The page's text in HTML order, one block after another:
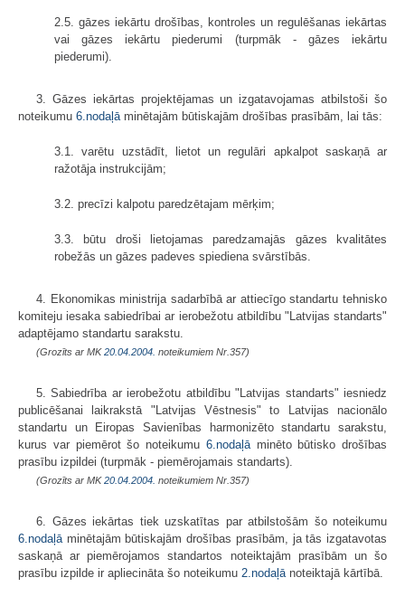
2.5. gāzes iekārtu drošības, kontroles un regulēšanas iekārtas
vai gāzes iekārtu piederumi (turpmāk - gāzes iekārtu
piederumi).
3. Gāzes iekārtas projektējamas un izgatavojamas atbilstoši šo
noteikumu 6.nodaļā minētajām būtiskajām drošības prasībām, lai tās:
3.1. varētu uzstādīt, lietot un regulāri apkalpot saskaņā ar
ražotāja instrukcijām;
3.2. precīzi kalpotu paredzētajam mērķim;
3.3. būtu droši lietojamas paredzamajās gāzes kvalitātes
robežās un gāzes padeves spiediena svārstībās.
4. Ekonomikas ministrija sadarbībā ar attiecīgo standartu tehnisko
komiteju iesaka sabiedrībai ar ierobežotu atbildību "Latvijas standarts"
adaptējamo standartu sarakstu.
(Grozīts ar MK20.04.2004. noteikumiem Nr.357)
5. Sabiedrība ar ierobežotu atbildību "Latvijas standarts" iesniedz
publicēšanai laikrakstā "Latvijas Vēstnesis" to Latvijas nacionālo
standartu un Eiropas Savienības harmonizēto standartu sarakstu,
kurus var piemērot šo noteikumu 6.nodaļāminēto būtisko drošības
prasību izpildei (turpmāk - piemērojamais standarts).
(Grozīts ar MK20.04.2004. noteikumiem Nr.357)
6. Gāzes iekārtas tiek uzskatītas par atbilstošām šo noteikumu
6.nodaļā minētajām būtiskajām drošības prasībām, ja tās izgatavotas
saskaņā ar piemērojamos standartos noteiktajām prasībām un šo
prasību izpilde ir apliecināta šo noteikumu 2.nodaļā noteiktajā kārtībā.